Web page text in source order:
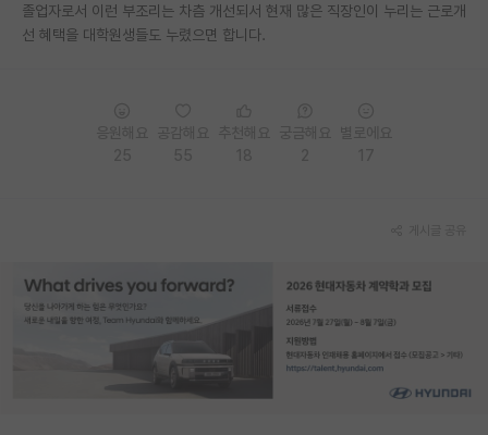
유학교육
졸업자로서 이런 부조리는 차츰 개선되서 현재 많은 직장인이 누리는 근로개
선 혜택을 대학원생들도 누렸으면 합니다.